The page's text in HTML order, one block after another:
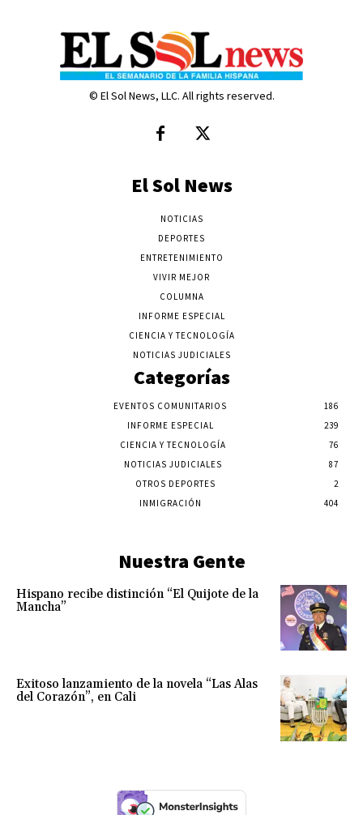
© El Sol News, LLC. All rights reserved.
El Sol News
NOTICIAS
DEPORTES
ENTRETENIMIENTO
VIVIR MEJOR
COLUMNA
INFORME ESPECIAL
CIENCIA Y TECNOLOGÍA
NOTICIAS JUDICIALES
Categorías
EVENTOS COMUNITARIOS
186
INFORME ESPECIAL
239
CIENCIA Y TECNOLOGÍA
76
NOTICIAS JUDICIALES
87
OTROS DEPORTES
2
INMIGRACIÓN
404
Nuestra Gente
Hispano recibe distinción “El Quijote de la
Mancha”
Exitoso lanzamiento de la novela “Las Alas
del Corazón”, en Cali